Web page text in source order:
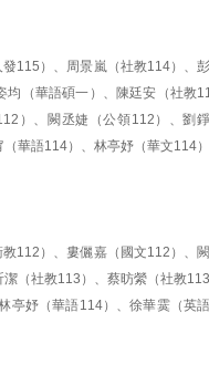
115）、周景嵐（社教114）、
（華語碩一）、陳廷安（社教
）、闕丞婕（公領112）、劉
華語114）、林亭妤（華文114
112）、婁儷嘉（國文112）、
（社教113）、蔡昉縈（社教
亭妤（華語114）、徐華霙（英